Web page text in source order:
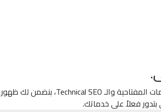
بنخلي جوجل يحب موقعك! من خلال تحسين الكلمات المفتاحية والـ Technical SEO، بنضمن لك ظهور
بتدور فعلاً على خدماتك.